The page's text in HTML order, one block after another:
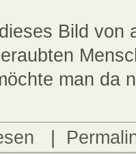
Bild von
man da
|